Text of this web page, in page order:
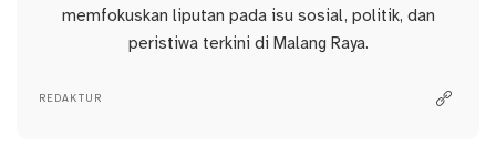
memfokuskan liputan pada isu sosial, politik, dan
peristiwa terkini di Malang Raya.
REDAKTUR